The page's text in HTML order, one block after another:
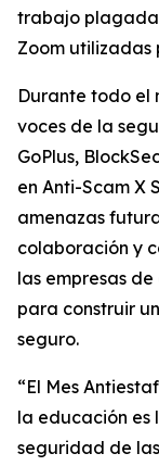
trabajo
Zoom utilizadas
Durante todo el
voces de la
GoPlus,
en Anti-Scam X
amenazas
colaboración y
las empresas
para construir
seguro.
“El Mes
la educación es
seguridad de